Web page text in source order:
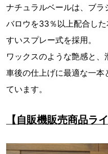
ナチュラルベールは、ブラ
バロウを33％以上配合し
すいスプレー式を採用。
ワックスのような艶感と
車後の仕上げに最適な一
ています。
【自販機販売商品ラ